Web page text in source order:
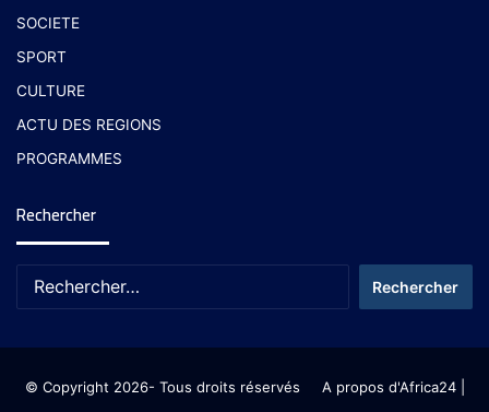
SOCIETE
SPORT
CULTURE
ACTU DES REGIONS
PROGRAMMES
Rechercher
© Copyright 2026- Tous droits réservés A propos d'Africa24|